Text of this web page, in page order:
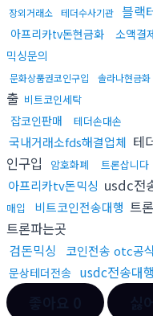
장외거래소 테더수사기관 블랙
아프리카tv돈현금화 소액결
믹싱문의
문화상품권코인구입 솔라나현금
출 비트코인세탁
잡코인판매 테더손대손
국내거래소fds해결업체 테
인구입
암호화폐 트론삽니다
아프리카tv돈믹싱 usdc전
매입
비트코인전송대행 트
트론파는곳
검돈믹싱
코인전송 otc공
문상테더전송 usdc전송대행